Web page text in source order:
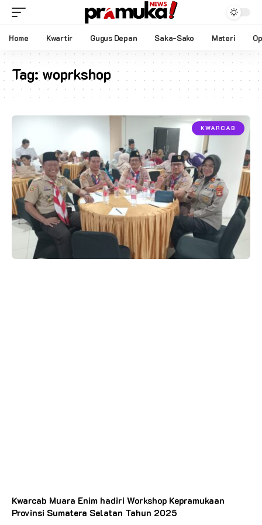
Home Kwartir Gugus Depan Saka-Sako Materi
Tag:woprkshop
KWARCAB
Kwarcab Muara Enim hadiri Workshop Kepramukaan
Provinsi Sumatera Selatan Tahun 2025